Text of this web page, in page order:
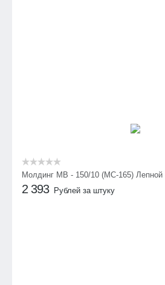
Молдинг МВ - 150/10 (МС-165)
2 393 Рублей за штуку